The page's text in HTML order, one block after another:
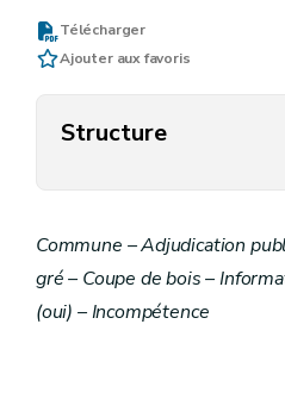
Télécharger
Ajouter aux favoris
Structure
Commune – Adjudication
gré – Coupe de bois –
(oui) – Incompétence